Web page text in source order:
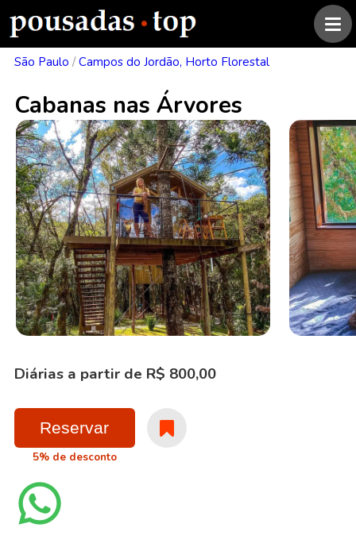
São Paulo / Campos do Jordão, Horto Florestal
Cabanas nas Árvores
Diárias a partir de R$ 800,00
Reservar
5% de desconto